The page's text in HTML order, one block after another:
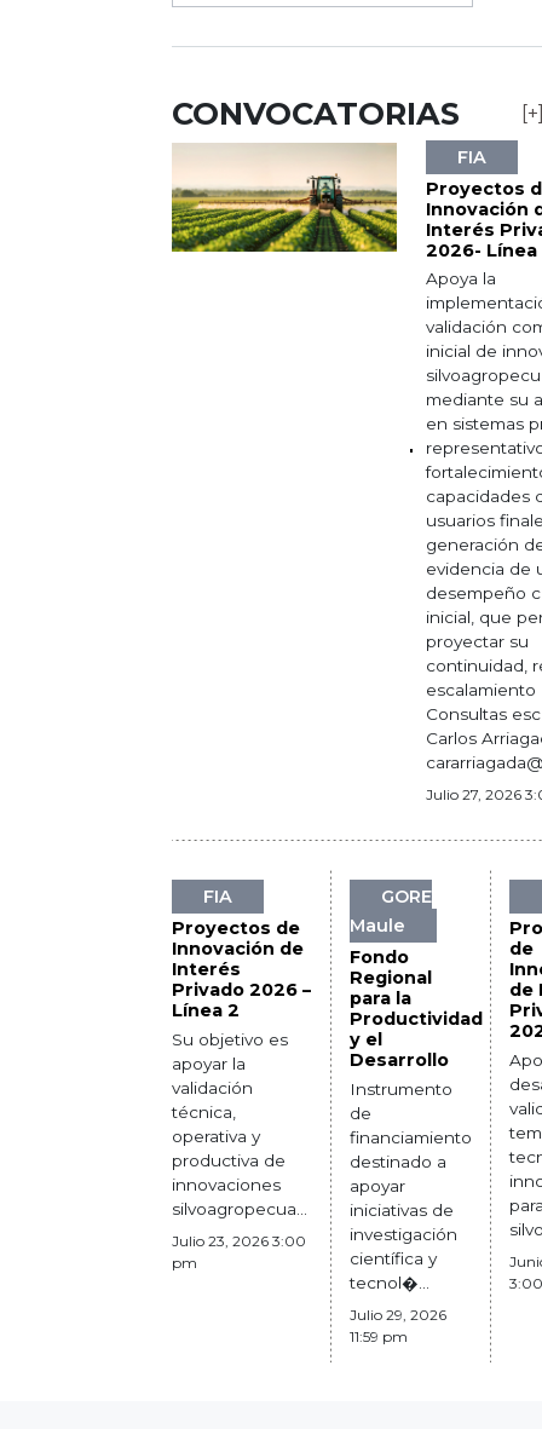
CONVOCATORIAS
FIA
Proyectos
Innovación
Interés
2026- Línea
Apoya la
validación
inicial de
mediante su
en sistemas
capacidades
usuarios
generación
evidencia de
desempeño
inicial, que
proyectar su
continuidad,
escalamiento
Consultas
Carlos
Julio 27, 2026
FIA
Proyectos de
Innovación de
Interés
Privado 2026 –
Línea 2
Su objetivo es
apoyar la
validación
técnica,
operativa y
productiva de
innovaciones
silvoagropecua...
Julio 23, 2026 3:00
pm
GORE
Maule
Fondo
Regional
para la
Productividad
y el
Desarrollo
Instrumento
de
financiamiento
destinado a
apoyar
iniciativas de
investigación
científica y
tecnol�...
Julio 29, 2026
11:59 pm
de
de